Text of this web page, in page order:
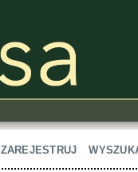
ZAREJESTRUJ